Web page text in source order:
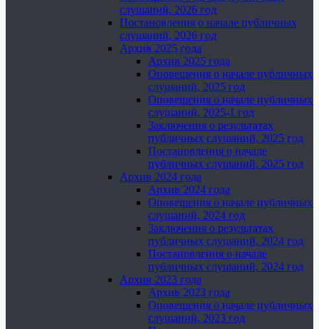
слушаний, 2026 год
Постановления о начале публичных
слушаний, 2026 год
Архив 2025 года
Архив 2025 года
Оповещения о начале публичных
слушаний, 2025 год
Оповещения о начале публичных
слушаний, 2025-1 год
Заключения о результатах
публичных слушаний, 2025 год
Постановления о начале
публичных слушаний, 2025 год
Архив 2024 года
Архив 2024 года
Оповещения о начале публичных
слушаний, 2024 год
Заключения о результатах
публичных слушаний, 2024 год
Постановления о начале
публичных слушаний, 2024 год
Архив 2023 года
Архив 2023 года
Оповещения о начале публичных
слушаний, 2023 год